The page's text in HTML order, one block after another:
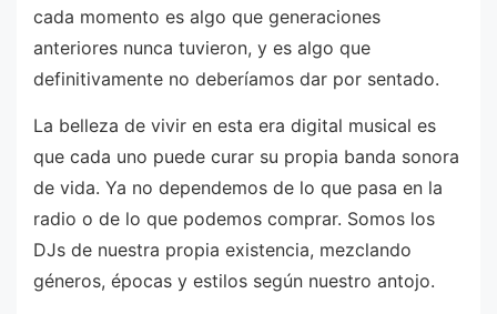
cada momento es algo que generaciones
anteriores nunca tuvieron, y es algo que
definitivamente no deberíamos dar por sentado.
La belleza de vivir en esta era digital musical es
que cada uno puede curar su propia banda sonora
de vida. Ya no dependemos de lo que pasa en la
radio o de lo que podemos comprar. Somos los
DJs de nuestra propia existencia, mezclando
géneros, épocas y estilos según nuestro antojo.